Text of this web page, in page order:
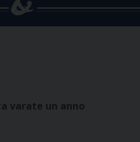
varate un anno